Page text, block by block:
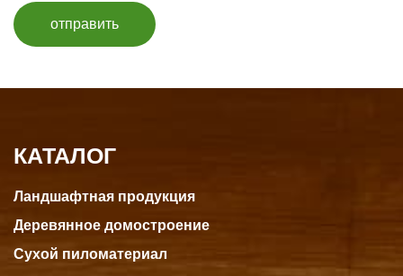
отправить
КАТАЛОГ
Ландшафтная продукция
Деревянное домостроение
Сухой пиломатериал